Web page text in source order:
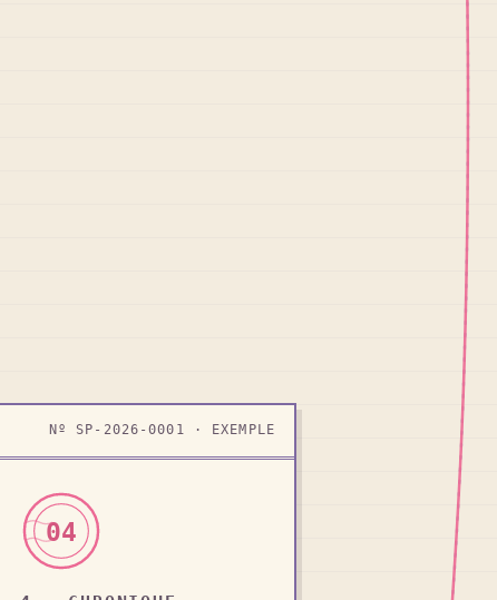
Nº SP-2026-0001 · EXEMPLE
04